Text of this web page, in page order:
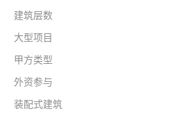
建筑层数
大型项目
甲方类型
外资参与
装配式建筑